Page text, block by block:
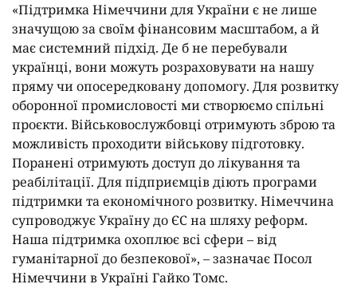
«Підтримка Німеччини для України є не лише
значущою за своїм фінансовим масштабом, а й
має системний підхід. Де б не перебували
українці, вони можуть розраховувати на нашу
пряму чи опосередковану допомогу. Для розвитку
оборонної промисловості ми створюємо спільні
проєкти. Військовослужбовці отримують зброю та
можливість проходити військову підготовку.
Поранені отримують доступ до лікування та
реабілітації. Для підприємців діють програми
підтримки та економічного розвитку. Німеччина
супроводжує Україну до ЄС на шляху реформ.
Наша підтримка охоплює всі сфери – від
гуманітарної до безпекової», – зазначає Посол
Німеччини в Україні Гайко Томс.